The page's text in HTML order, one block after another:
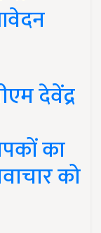
देवेंद्र
का
को